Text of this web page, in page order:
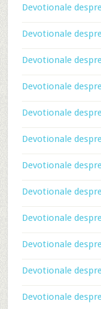
Devotionale
Devotionale
Devotionale
Devotionale
Devotionale
Devotionale
Devotionale
Devotionale
Devotionale
Devotionale
Devotionale
Devotionale